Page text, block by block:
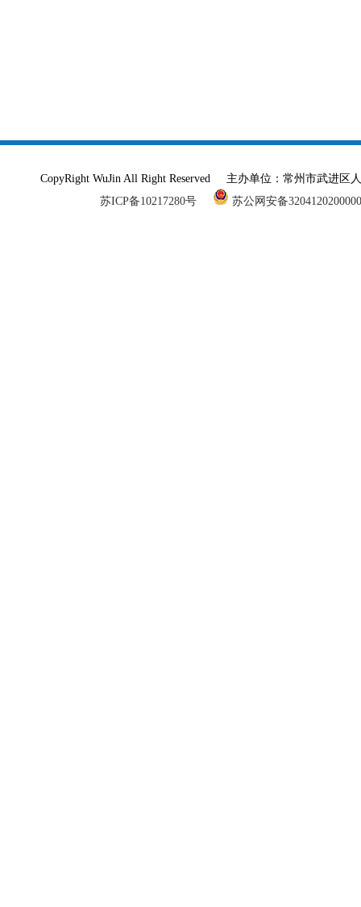
CopyRight WuJin All Right Reserved 主办单位：常州市武进
苏ICP备10217280号
苏公网安备